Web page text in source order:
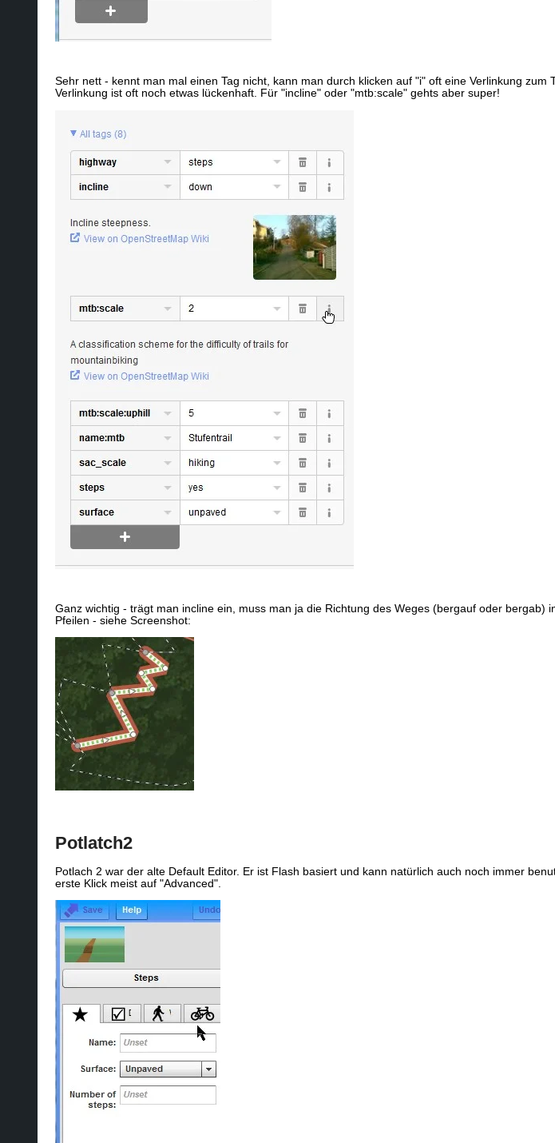
Sehr nett - kennt man mal einen Tag nicht, kann man durch klicken auf "i" oft eine Verlinkung
Verlinkung ist oft noch etwas lückenhaft. Für "incline" oder "mtb:scale" gehts aber super!
Ganz wichtig - trägt man incline ein, muss man ja die Richtung des Weges (bergauf oder bergab)
Pfeilen - siehe Screenshot:
Potlatch2
Potlach 2 war der alte Default Editor. Er ist Flash basiert und kann natürlich auch noch immer
erste Klick meist auf "Advanced".